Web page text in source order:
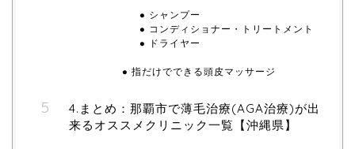
シャンプー
コンディショナー・トリートメント
ドライヤー
指だけでできる頭皮マッサージ
4.まとめ：那覇市で薄毛治療(AGA治療)が出
来るオススメクリニック一覧【沖縄県】